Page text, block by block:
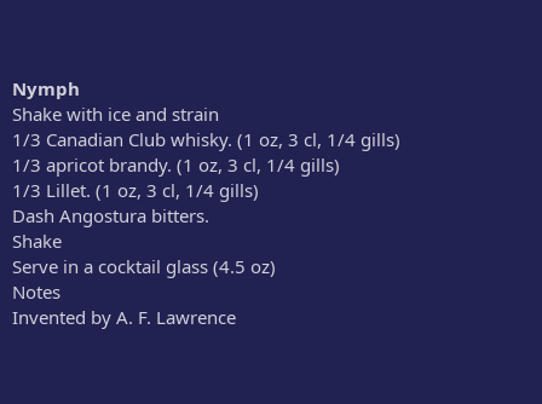
Nymph
Shake with ice and strain
1/3 Canadian Club whisky. (1 oz, 3 cl, 1/4 gills)
1/3 apricot brandy. (1 oz, 3 cl, 1/4 gills)
1/3 Lillet. (1 oz, 3 cl, 1/4 gills)
Dash Angostura bitters.
Shake
Serve in a cocktail glass (4.5 oz)
Notes
Invented by A. F. Lawrence